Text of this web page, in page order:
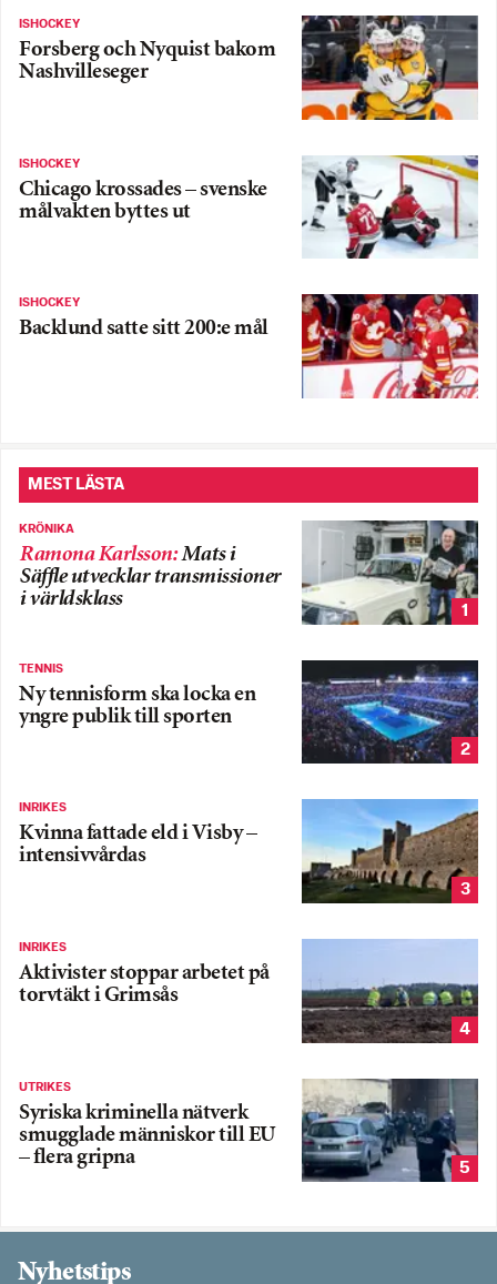
ISHOCKEY
Forsberg och Nyquist bakom
Nashvilleseger
ISHOCKEY
Chicago krossades – svenske
målvakten byttes ut
ISHOCKEY
Backlund satte sitt 200:e mål
MEST LÄSTA
KRÖNIKA
Ramona Karlsson:Mats i
Säffle utvecklar transmissioner
i världsklass
1
TENNIS
Ny tennisform ska locka en
yngre publik till sporten
2
INRIKES
Kvinna fattade eld i Visby –
intensivvårdas
3
INRIKES
Aktivister stoppar arbetet på
torvtäkt i Grimsås
4
UTRIKES
Syriska kriminella nätverk
smugglade människor till EU
– flera gripna
5
Nyhetstips